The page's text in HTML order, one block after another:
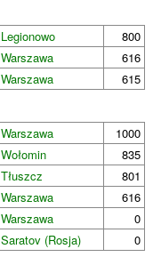
Legionowo
800
Warszawa
616
Warszawa
615
Warszawa
1000
Wołomin
835
Tłuszcz
801
Warszawa
616
Warszawa
0
Saratov (Rosja) 0